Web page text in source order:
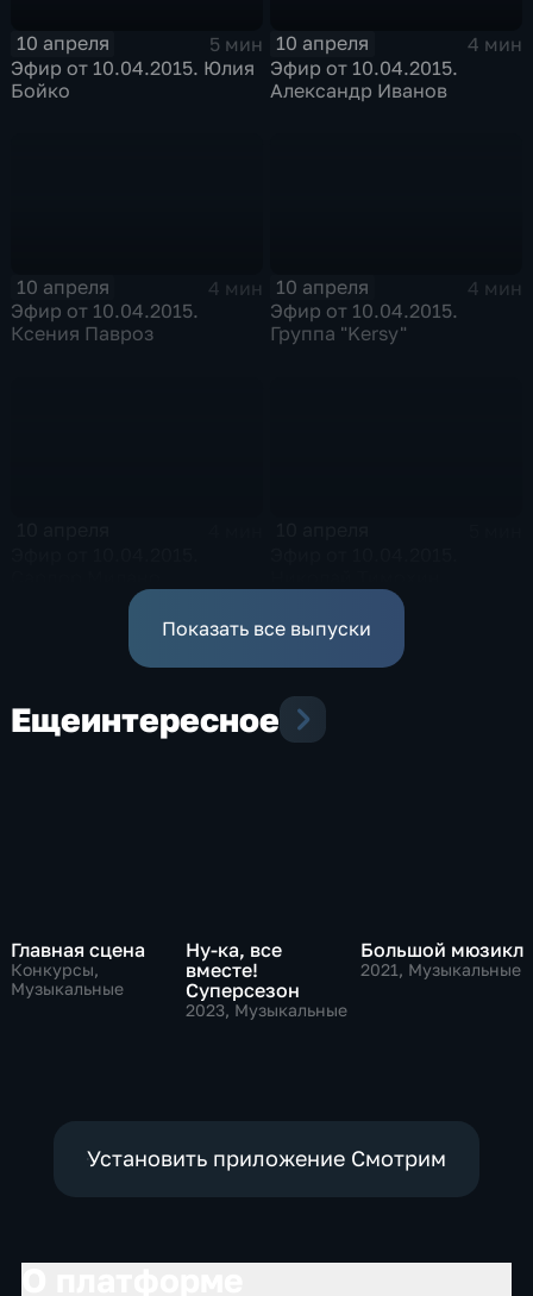
10 апреля
5 мин
Эфир от 10.04.2015. Юлия
Бойко
10 апреля
4 мин
Эфир от 10.04.2015.
Александр Иванов
10 апреля
4 мин
Эфир от 10.04.2015.
Ксения Павроз
10 апреля
4 мин
Эфир от 10.04.2015.
Группа "Kersy"
Показать все выпуски
Ещеинтересное
Главная сцена
Конкурсы,
Музыкальные
Ну-ка, все
вместе!
Суперсезон
2023, Музыкальные
Большой мюзикл
2021, Музыкальные
Установить приложение Смотрим